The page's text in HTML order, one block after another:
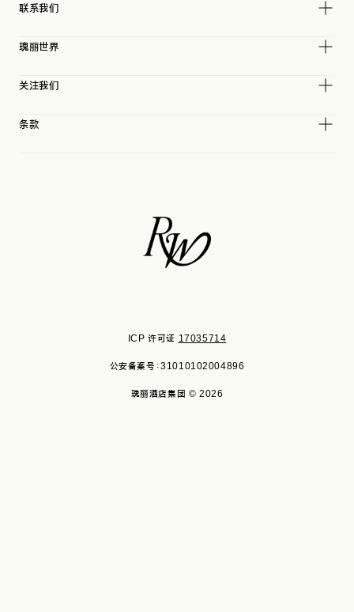
联系我们
瑰丽世界
关注我们
条款
ICP 许可证 17035714
公安备案号：31010102004896
瑰丽酒店集团 © 2026